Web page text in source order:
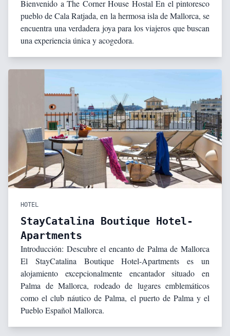
Bienvenido a The Corner House Hostal En el pintoresco
pueblo de Cala Ratjada, en la hermosa isla de Mallorca, se
encuentra una verdadera joya para los viajeros que buscan
una experiencia única y acogedora.
HOTEL
StayCatalina Boutique Hotel-
Apartments
Introducción: Descubre el encanto de Palma de Mallorca
El StayCatalina Boutique Hotel-Apartments es un
alojamiento excepcionalmente encantador situado en
Palma de Mallorca, rodeado de lugares emblemáticos
como el club náutico de Palma, el puerto de Palma y el
Pueblo Español Mallorca.